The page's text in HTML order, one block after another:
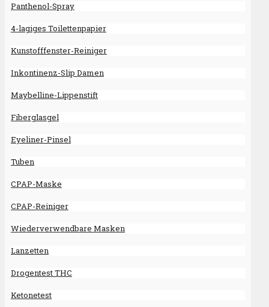
Panthenol-Spray
4-lagiges Toilettenpapier
Kunstofffenster-Reiniger
Inkontinenz-Slip Damen
Maybelline-Lippenstift
Fiberglasgel
Eyeliner-Pinsel
Tuben
CPAP-Maske
CPAP-Reiniger
Wiederverwendbare Masken
Lanzetten
Drogentest THC
Ketonetest